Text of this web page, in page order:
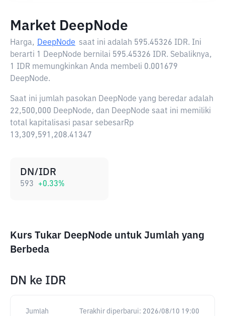
Market DeepNode
Harga, DeepNode saat ini adalah 595.45326 IDR. Ini
berarti 1 DeepNode bernilai 595.45326 IDR. Sebaliknya,
1 IDR memungkinkan Anda membeli 0.001679
DeepNode.
Saat ini jumlah pasokan DeepNode yang beredar adalah
22,500,000 DeepNode, dan DeepNode saat ini memiliki
total kapitalisasi pasar sebesarRp
13,309,591,208.41347
DN/IDR
593 +0.33%
Kurs Tukar DeepNode untuk Jumlah yang
Berbeda
DN ke IDR
Jumlah Terakhir diperbarui: 2026/08/10 19:00